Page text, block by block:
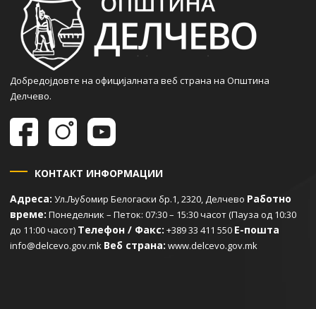
Добредојдовте на официјалната веб страна на Општина
Делчево.
КОНТАКТ ИНФОРМАЦИИ
Адреса: Ул.Љубомир Белогаски бр.1, 2320, Делчево Работно
време: Понеделник – Петок: 07:30 – 15:30 часот (Пауза од 10:30
до 11:00 часот) Телефон / Факс: +389 33 411 550 Е-пошта
info@delcevo.gov.mk Веб страна: www.delcevo.gov.mk